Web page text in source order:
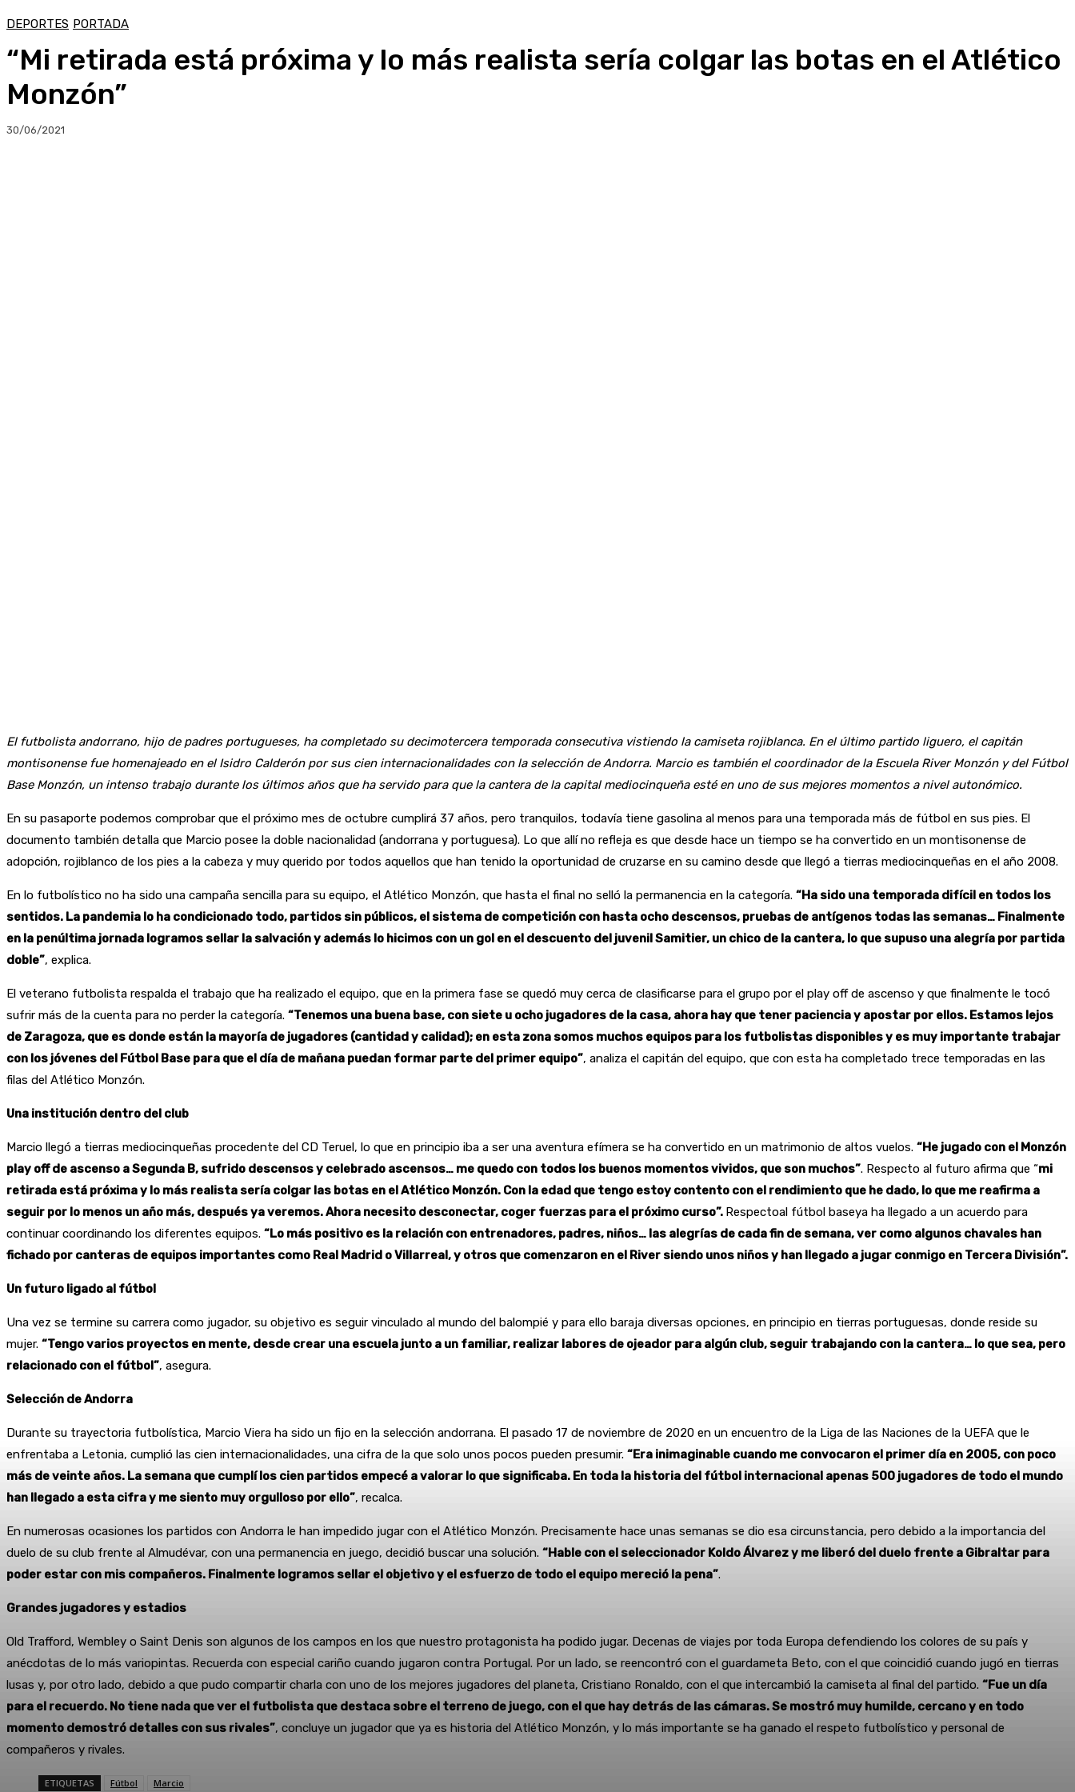
DEPORTES PORTADA
“Mi retirada está próxima y lo más realista sería colgar las botas en el Atlético
Monzón”
30/06/2021
El futbolista andorrano, hijo de padres portugueses, ha completado su decimotercera temporada consecutiva vistiendo la camiseta rojiblanca. En el último partido liguero, el capitán
montisonense fue homenajeado en el Isidro Calderón por sus cien internacionalidades con la selección de Andorra. Marcio es también el coordinador de la Escuela River Monzón y del Fútbol
Base Monzón, un intenso trabajo durante los últimos años que ha servido para que la cantera de la capital mediocinqueña esté en uno de sus mejores momentos a nivel autonómico.
En su pasaporte podemos comprobar que el próximo mes de octubre cumplirá 37 años, pero tranquilos, todavía tiene gasolina al menos para una temporada más de fútbol en sus pies. El
documento también detalla que Marcio posee la doble nacionalidad (andorrana y portuguesa). Lo que allí no refleja es que desde hace un tiempo se ha convertido en un montisonense de
adopción, rojiblanco de los pies a la cabeza y muy querido por todos aquellos que han tenido la oportunidad de cruzarse en su camino desde que llegó a tierras mediocinqueñas en el año 2008.
En lo futbolístico no ha sido una campaña sencilla para su equipo, el Atlético Monzón, que hasta el final no selló la permanencia en la categoría. “Ha sido una temporada difícil en todos los
sentidos. La pandemia lo ha condicionado todo, partidos sin públicos, el sistema de competición con hasta ocho descensos, pruebas de antígenos todas las semanas… Finalmente
en la penúltima jornada logramos sellar la salvación y además lo hicimos con un gol en el descuento del juvenil Samitier, un chico de la cantera, lo que supuso una alegría por partida
doble”, explica.
El veterano futbolista respalda el trabajo que ha realizado el equipo, que en la primera fase se quedó muy cerca de clasificarse para el grupo por el play off de ascenso y que finalmente le tocó
sufrir más de la cuenta para no perder la categoría. “Tenemos una buena base, con siete u ocho jugadores de la casa, ahora hay que tener paciencia y apostar por ellos. Estamos lejos
de Zaragoza, que es donde están la mayoría de jugadores (cantidad y calidad); en esta zona somos muchos equipos para los futbolistas disponibles y es muy importante trabajar
con los jóvenes del Fútbol Base para que el día de mañana puedan formar parte del primer equipo”, analiza el capitán del equipo, que con esta ha completado trece temporadas en las
filas del Atlético Monzón.
Una institución dentro del club
Marcio llegó a tierras mediocinqueñas procedente del CD Teruel, lo que en principio iba a ser una aventura efímera se ha convertido en un matrimonio de altos vuelos. “He jugado con el Monzón
play off de ascenso a Segunda B, sufrido descensos y celebrado ascensos… me quedo con todos los buenos momentos vividos, que son muchos”. Respecto al futuro afirma que “mi
retirada está próxima y lo más realista sería colgar las botas en el Atlético Monzón. Con la edad que tengo estoy contento con el rendimiento que he dado, lo que me reafirma a
seguir por lo menos un año más, después ya veremos. Ahora necesito desconectar, coger fuerzas para el próximo curso”. Respectoal fútbol baseya ha llegado a un acuerdo para
continuar coordinando los diferentes equipos. “Lo más positivo es la relación con entrenadores, padres, niños… las alegrías de cada fin de semana, ver como algunos chavales han
fichado por canteras de equipos importantes como Real Madrid o Villarreal, y otros que comenzaron en el River siendo unos niños y han llegado a jugar conmigo en Tercera División”.
Un futuro ligado al fútbol
Una vez se termine su carrera como jugador, su objetivo es seguir vinculado al mundo del balompié y para ello baraja diversas opciones, en principio en tierras portuguesas, donde reside su
mujer. “Tengo varios proyectos en mente, desde crear una escuela junto a un familiar, realizar labores de ojeador para algún club, seguir trabajando con la cantera… lo que sea, pero
relacionado con el fútbol”, asegura.
Selección de Andorra
Durante su trayectoria futbolística, Marcio Viera ha sido un fijo en la selección andorrana. El pasado 17 de noviembre de 2020 en un encuentro de la Liga de las Naciones de la UEFA que le
enfrentaba a Letonia, cumplió las cien internacionalidades, una cifra de la que solo unos pocos pueden presumir. “Era inimaginable cuando me convocaron el primer día en 2005, con poco
más de veinte años. La semana que cumplí los cien partidos empecé a valorar lo que significaba. En toda la historia del fútbol internacional apenas 500 jugadores de todo el mundo
han llegado a esta cifra y me siento muy orgulloso por ello”, recalca.
En numerosas ocasiones los partidos con Andorra le han impedido jugar con el Atlético Monzón. Precisamente hace unas semanas se dio esa circunstancia, pero debido a la importancia del
duelo de su club frente al Almudévar, con una permanencia en juego, decidió buscar una solución. “Hable con el seleccionador Koldo Álvarez y me liberó del duelo frente a Gibraltar para
poder estar con mis compañeros. Finalmente logramos sellar el objetivo y el esfuerzo de todo el equipo mereció la pena”.
Grandes jugadores y estadios
Old Trafford, Wembley o Saint Denis son algunos de los campos en los que nuestro protagonista ha podido jugar. Decenas de viajes por toda Europa defendiendo los colores de su país y
anécdotas de lo más variopintas. Recuerda con especial cariño cuando jugaron contra Portugal. Por un lado, se reencontró con el guardameta Beto, con el que coincidió cuando jugó en tierras
lusas y, por otro lado, debido a que pudo compartir charla con uno de los mejores jugadores del planeta, Cristiano Ronaldo, con el que intercambió la camiseta al final del partido. “Fue un día
para el recuerdo. No tiene nada que ver el futbolista que destaca sobre el terreno de juego, con el que hay detrás de las cámaras. Se mostró muy humilde, cercano y en todo
momento demostró detalles con sus rivales”, concluye un jugador que ya es historia del Atlético Monzón, y lo más importante se ha ganado el respeto futbolístico y personal de
compañeros y rivales.
ETIQUETAS Fútbol Marcio